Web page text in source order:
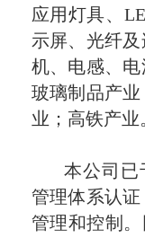
应用灯具、
示屏、光纤
机、电感、
玻璃制品产
业；高铁产业
本公司已
管理体系认
管理和控制